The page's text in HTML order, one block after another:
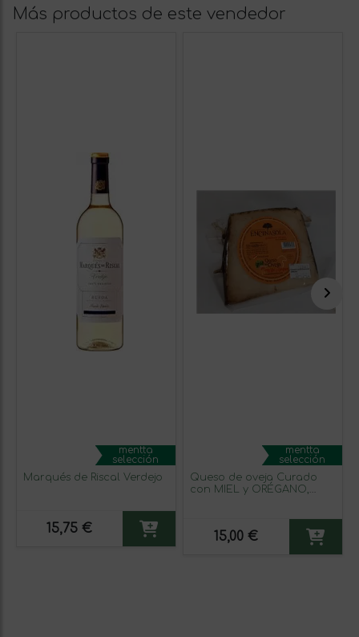
Más productos de este vendedor
mentta
selección
Marqués de Riscal Verdejo
15,75 €
mentta
selección
Queso de oveja Curado
con MIEL y ORÉGANO,
15,00 €